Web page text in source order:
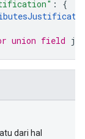
: {
union field
dari hal